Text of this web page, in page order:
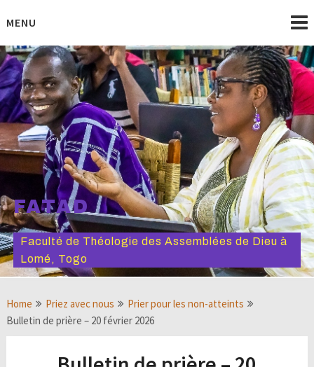
toMENU
FATAD
Faculté de Théologie des Assemblées de Dieu à
Lomé, Togo
Home Priez avec nous
Prier pour les non-atteints
Bulletin de prière – 20 février 2026